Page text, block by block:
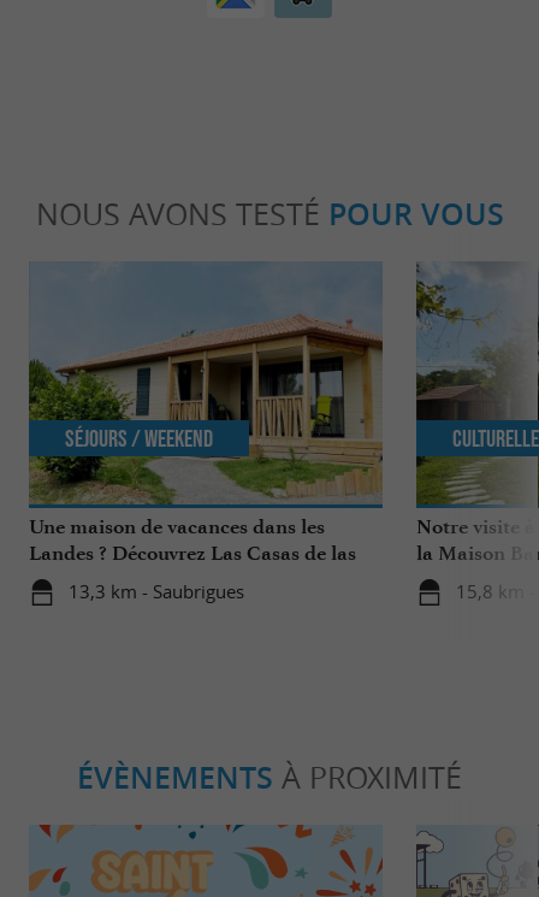
NOUS AVONS TESTÉ POUR VOUS
Une maison de vacances dans les
Landes ? Découvrez Las Casas de las
Lanas à Saubrigues !
13,3 km - Saubrigues
Séjours / Weekend
Notre visite
la Maison
15,8 km
Culturelle
ÉVÈNEMENTS À PROXIMITÉ